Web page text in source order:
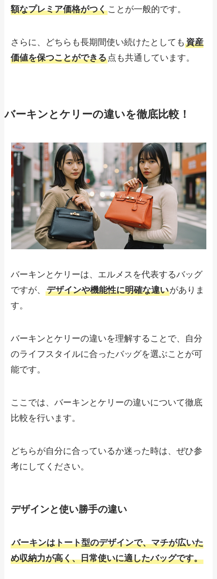
額なプレミア価格がつくことが一般的です。
さらに、どちらも長期間使い続けたとしても資産
価値を保つことができる点も共通しています。
バーキンとケリーの違いを徹底比較！
バーキンとケリーは、エルメスを代表するバッグ
ですが、デザインや機能性に明確な違いがありま
す。
バーキンとケリーの違いを理解することで、自分
のライフスタイルに合ったバッグを選ぶことが可
能です。
ここでは、バーキンとケリーの違いについて徹底
比較を行います。
どちらが自分に合っているか迷った時は、ぜひ参
考にしてください。
デザインと使い勝手の違い
バーキンはトート型のデザインで、マチが広いた
め収納力が高く、日常使いに適したバッグです。